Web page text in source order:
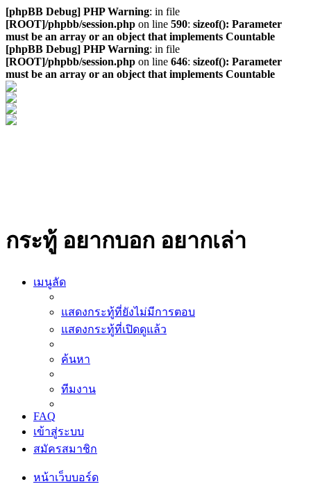
[phpBB Debug] PHP Warning: in file
[ROOT]/phpbb/session.php on line 590: sizeof(): Parameter
must be an array or an object that implements Countable
[phpBB Debug] PHP Warning: in file
[ROOT]/phpbb/session.php on line 646: sizeof(): Parameter
must be an array or an object that implements Countable
กระทู้ อยากบอก อยากเล่า
เมนูลัด
แสดงกระทู้ที่ยังไม่มีการตอบ
แสดงกระทู้ที่เปิดดูแล้ว
ค้นหา
ทีมงาน
FAQ
เข้าสู่ระบบ
สมัครสมาชิก
หน้าเว็บบอร์ด